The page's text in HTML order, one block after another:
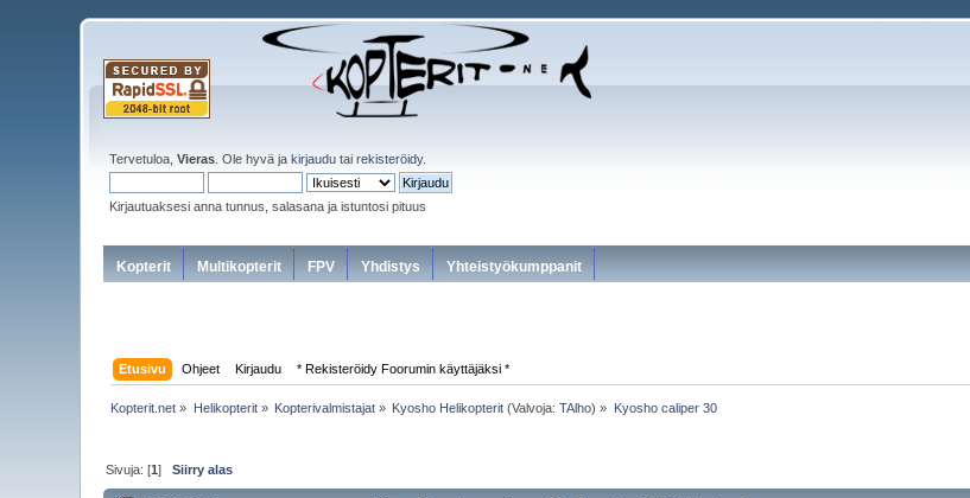
Tervetuloa,Vieras . Ole hyvä jakirjaudu tairekisteröidy.
Kirjautuaksesi anna tunnus, salasana ja istuntosi pituus
Kopterit Multikopterit FPV Yhdistys Yhteistyökumppanit
Etusivu Ohjeet Kirjaudu * Rekisteröidy Foorumin käyttäjäksi *
Kopterit.net » Helikopterit» Kopterivalmistajat » Kyosho Helikopterit (Valvoja:TAlho) » Kyosho caliper 30
Sivuja: [1]Siirry alas